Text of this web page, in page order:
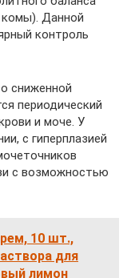
комы). Данной
контроль
сниженной
периодический
и моче. У
с гиперплазией
с возможностью
10 шт.,
для
лимон